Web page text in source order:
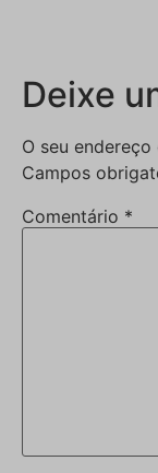
Deixe
O seu
Campos
Comentário *